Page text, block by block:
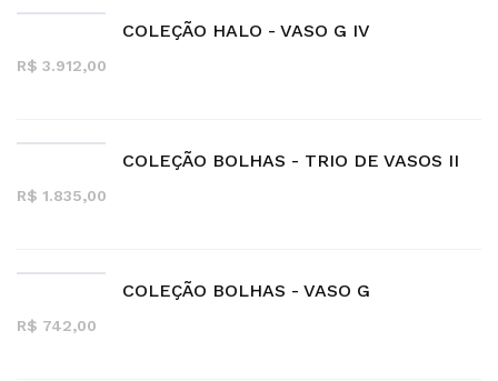
COLEÇÃO HALO - VASO G IV
R$ 3.912,00
COLEÇÃO BOLHAS - TRIO DE VASOS II
R$ 1.835,00
COLEÇÃO BOLHAS - VASO G
R$ 742,00